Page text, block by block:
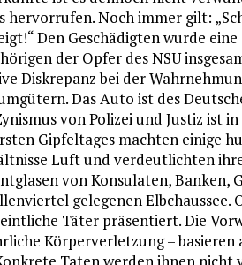
hervorrufen. Noch immer gilt:
Den Geschädigten wurde
der Opfer des NSU
Diskrepanz bei der
Das Auto ist des
von Polizei und Justiz ist
Gipfeltages machten einige
Luft und verdeutlichten
von Konsulaten,
gelegenen Elbchaussee.
Täter präsentiert. Die
Körperverletzung – basieren